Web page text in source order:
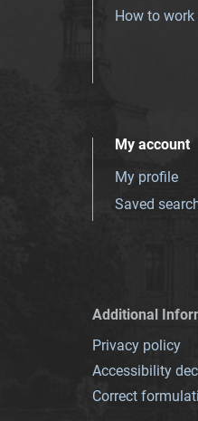
How to
My account
My profile
Saved
Additional
Privacy policy
Accessibility
Correct